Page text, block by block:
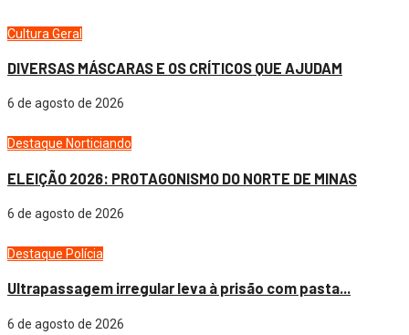
Cultura Geral
DIVERSAS MÁSCARAS E OS CRÍTICOS QUE AJUDAM
6 de agosto de 2026
Destaque Norticiando
ELEIÇÃO 2026: PROTAGONISMO DO NORTE DE MINAS
6 de agosto de 2026
Destaque Polícia
Ultrapassagem irregular leva à prisão com pasta...
6 de agosto de 2026